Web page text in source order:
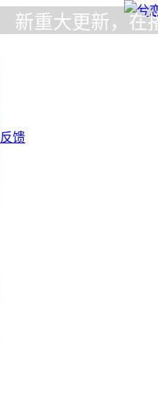
馈
更新，在播放器